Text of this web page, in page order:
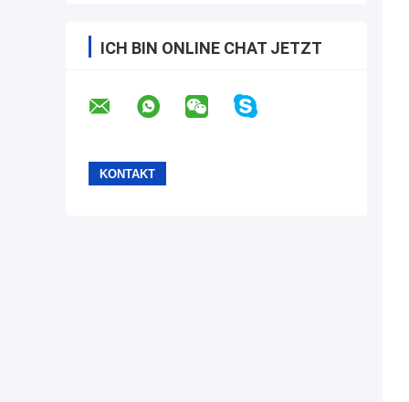
ICH BIN ONLINE CHAT JETZT